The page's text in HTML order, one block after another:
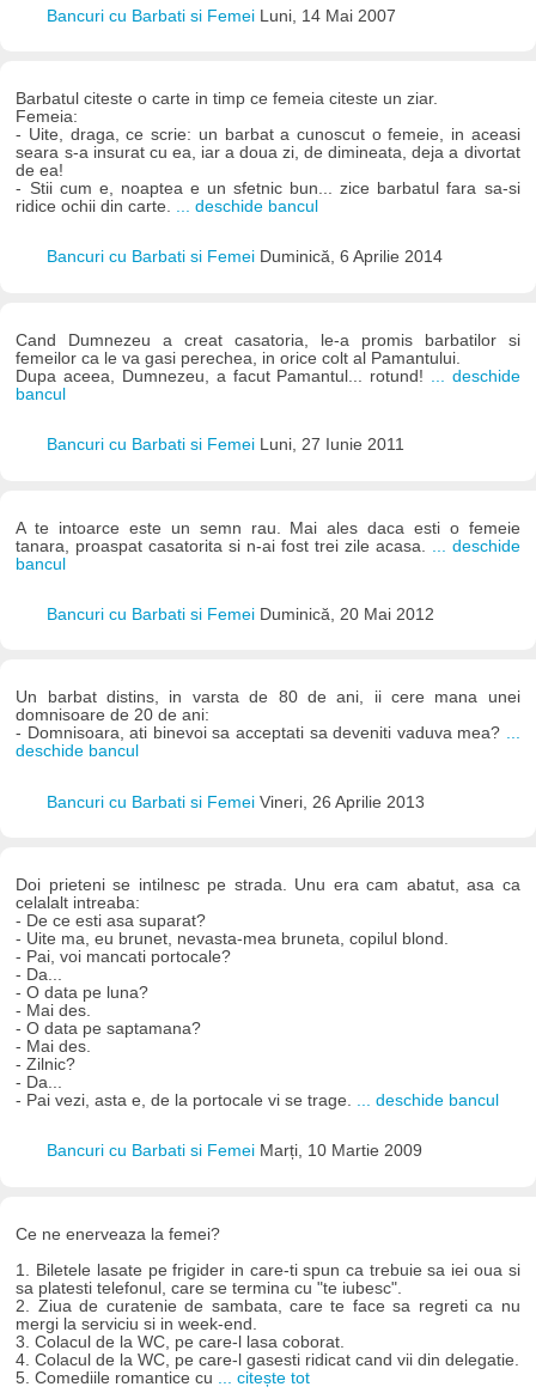
Bancuri cu Barbati si Femei Luni, 14 Mai 2007
Barbatul citeste o carte in timp ce femeia citeste un ziar.
Femeia:
- Uite, draga, ce scrie: un barbat a cunoscut o femeie, in aceasi
seara s-a insurat cu ea, iar a doua zi, de dimineata, deja a divortat
de ea!
- Stii cum e, noaptea e un sfetnic bun... zice barbatul fara sa-si
ridice ochii din carte. ... deschide bancul
Bancuri cu Barbati si Femei Duminică, 6 Aprilie 2014
Cand Dumnezeu a creat casatoria, le-a promis barbatilor si
femeilor ca le va gasi perechea, in orice colt al Pamantului.
Dupa aceea, Dumnezeu, a facut Pamantul... rotund!
... deschide
bancul
Bancuri cu Barbati si Femei Luni, 27 Iunie 2011
A te intoarce este un semn rau. Mai ales daca esti o femeie
tanara, proaspat casatorita si n-ai fost trei zile acasa.
... deschide
bancul
Bancuri cu Barbati si Femei Duminică, 20 Mai 2012
Un barbat distins, in varsta de 80 de ani, ii cere mana unei
domnisoare de 20 de ani:
- Domnisoara, ati binevoi sa acceptati sa deveniti vaduva mea? ...
deschide bancul
Bancuri cu Barbati si Femei Vineri, 26 Aprilie 2013
Doi prieteni se intilnesc pe strada. Unu era cam abatut, asa ca
celalalt intreaba:
- De ce esti asa suparat?
- Uite ma, eu brunet, nevasta-mea bruneta, copilul blond.
- Pai, voi mancati portocale?
- Da...
- O data pe luna?
- Mai des.
- O data pe saptamana?
- Mai des.
- Zilnic?
- Da...
- Pai vezi, asta e, de la portocale vi se trage. ... deschide bancul
Bancuri cu Barbati si Femei Marți, 10 Martie 2009
Ce ne enerveaza la femei?
1. Biletele lasate pe frigider in care-ti spun ca trebuie sa iei oua si
sa platesti telefonul, care se termina cu "te iubesc".
2. Ziua de curatenie de sambata, care te face sa regreti ca nu
mergi la serviciu si in week-end.
3. Colacul de la WC, pe care-l lasa coborat.
4. Colacul de la WC, pe care-l gasesti ridicat cand vii din delegatie.
5. Comediile romantice cu
... citește tot